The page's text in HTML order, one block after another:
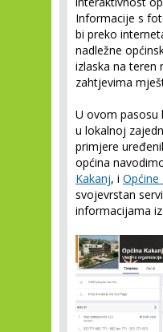
Informacije s
bi preko
nadležne
izlaska na teren
zahtjevima
U ovom pasosu
u lokalnoj
primjere
općina
Kakanj, i Općine
svojevrstan
informacijama